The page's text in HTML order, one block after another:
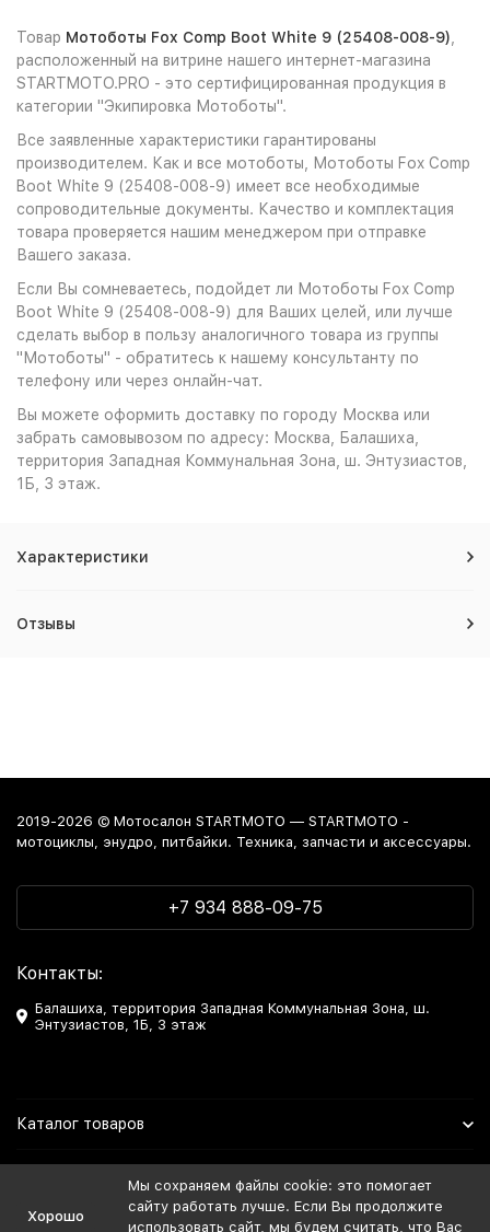
Товар Мотоботы Fox Comp Boot White 9 (25408-008-9)
расположенный на витрине нашего интернет-магазина
STARTMOTO.PRO - это сертифицированная продукция в
категории "Экипировка Мотоботы".
Все заявленные характеристики гарантированы
производителем. Как и все мотоботы, Мотоботы Fox Comp
Boot White 9 (25408-008-9) имеет все необходимые
сопроводительные документы. Качество и комплектация
товара проверяется нашим менеджером при отправке
Вашего заказа.
Если Вы сомневаетесь, подойдет ли Мотоботы Fox Comp
Boot White 9 (25408-008-9) для Ваших целей, или лучше
сделать выбор в пользу аналогичного товара из группы
"Мотоботы" - обратитесь к нашему консультанту по
телефону или через онлайн-чат.
Вы можете оформить доставку по городу Москва или
забрать самовывозом по адресу: Москва, Балашиха,
территория Западная Коммунальная Зона, ш. Энтузиастов,
1Б, 3 этаж.
Характеристики
Отзывы
2019-2026 © Мотосалон STARTMOTO — STARTMOTO -
мотоциклы, энудро, питбайки. Техника, запчасти и аксессуары.
+7 934 888-09-75
Контакты:
Балашиха, территория Западная Коммунальная Зона, ш.
Энтузиастов, 1Б, 3 этаж
Каталог товаров
Мы в Соцсетях
Хорошо
Мы сохраняем файлы cookie: это помогает
сайту работать лучше. Если Вы продолжите
использовать сайт, мы будем считать, что Вас